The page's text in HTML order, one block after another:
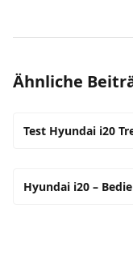
Ähnliche
Test Hyundai i20
Hyundai i20 –